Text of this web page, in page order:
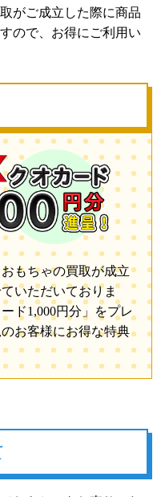
がご成立した際に商品
ので、お得にご利用い
もちゃの買取が成立
いただいておりま
ド1,000円分」をプレ
お客様にお得な特典